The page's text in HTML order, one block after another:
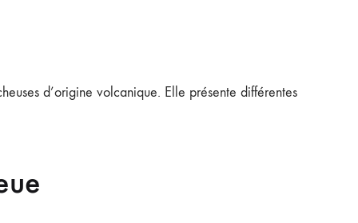
d’origine volcanique. Elle présente différentes